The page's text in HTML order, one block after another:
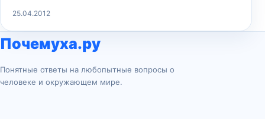
25.04.2012
Почемуха.ру
Понятные ответы на любопытные вопросы о
человеке и окружающем мире.